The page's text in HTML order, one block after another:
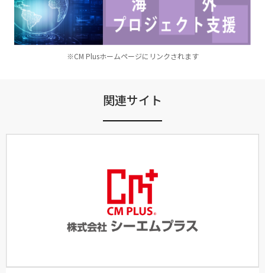
※CM Plusホームページにリンクされます
関連サイト